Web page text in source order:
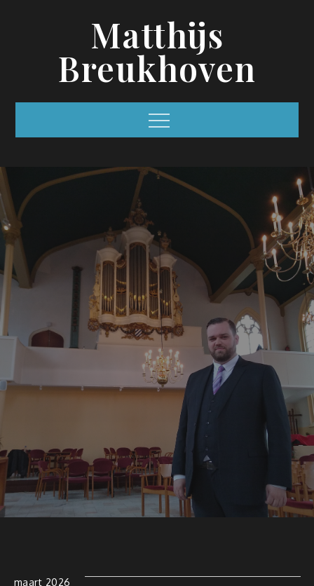
Matthijs
Breukhoven
Menu
maart 2026